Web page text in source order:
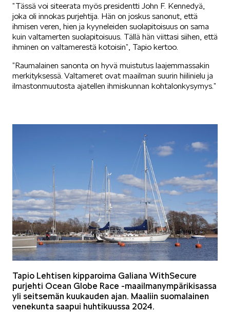
KOEAJOSSA
KAASUAUTOT
KUVASSA
MEIDÄN ŠKODAMME
”Tässä voi siteerata myös presidentti John F. Kennedyä,
joka oli innokas purjehtija. Hän on joskus sanonut, että
ihmisen veren, hien ja kyyneleiden suolapitoisuus on sama
kuin valtamerten suolapitoisuus. Tällä hän viittasi siihen, että
ihminen on valtamerestä kotoisin”, Tapio kertoo.
”Raumalainen sanonta on hyvä muistutus laajemmassakin
merkityksessä. Valtameret ovat maailman suurin hiilinielu ja
ilmastonmuutosta ajatellen ihmiskunnan kohtalonkysymys.”
Tapio Lehtisen kipparoima Galiana WithSecure
purjehti Ocean Globe Race -maailmanympärikisassa
yli seitsemän kuukauden ajan. Maaliin suomalainen
venekunta saapui huhtikuussa 2024.